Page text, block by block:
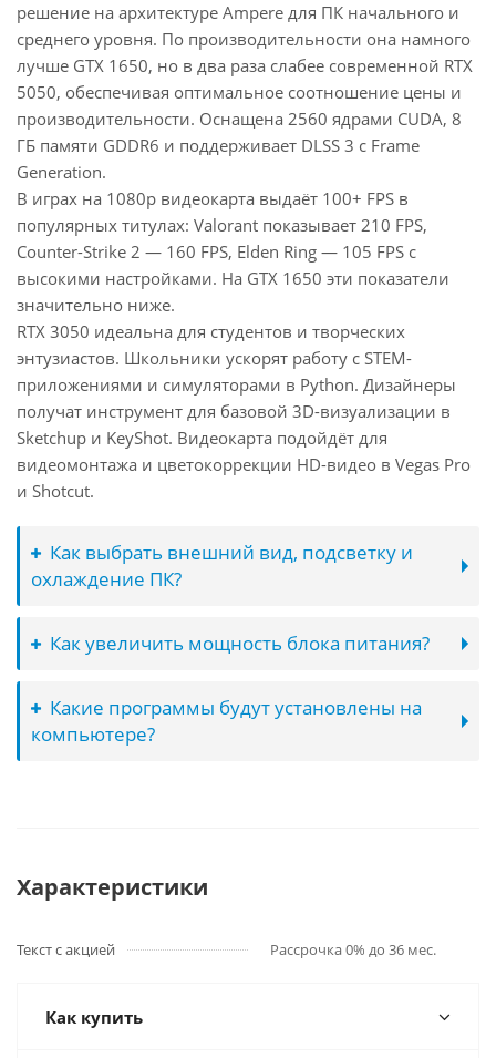
решение на архитектуре Ampere для ПК начального и
среднего уровня. По производительности она намного
лучше GTX 1650, но в два раза слабее современной RTX
5050, обеспечивая оптимальное соотношение цены и
производительности. Оснащена 2560 ядрами CUDA, 8
ГБ памяти GDDR6 и поддерживает DLSS 3 с Frame
Generation.
В играх на 1080p видеокарта выдаёт 100+ FPS в
популярных титулах: Valorant показывает 210 FPS,
Counter-Strike 2 — 160 FPS, Elden Ring — 105 FPS с
высокими настройками. На GTX 1650 эти показатели
значительно ниже.
RTX 3050 идеальна для студентов и творческих
энтузиастов. Школьники ускорят работу с STEM-
приложениями и симуляторами в Python. Дизайнеры
получат инструмент для базовой 3D-визуализации в
Sketchup и KeyShot. Видеокарта подойдёт для
видеомонтажа и цветокоррекции HD-видео в Vegas Pro
и Shotcut.
Как выбрать внешний вид, подсветку и
охлаждение ПК?
Как увеличить мощность блока питания?
Какие программы будут установлены на
компьютере?
Характеристики
Текст с акцией Рассрочка 0% до 36 мес.
Как купить